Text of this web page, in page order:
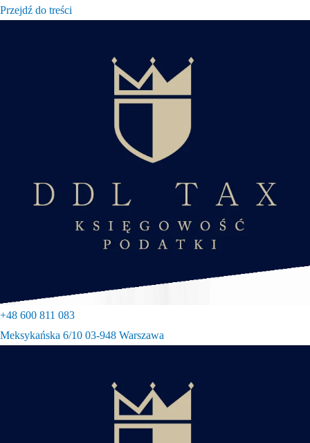
Przejdź do treści
+48 600 811 083
Meksykańska 6/10 03-948 Warszawa